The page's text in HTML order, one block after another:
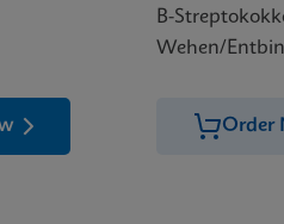
B-
Wehen/
Order